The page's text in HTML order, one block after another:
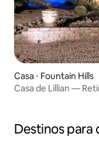
Casa ⋅ Fountain Hills
Casa de Lillian —
Destinos para